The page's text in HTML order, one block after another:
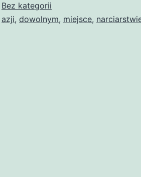
Bez kategorii
azji, dowolnym, miejsce,